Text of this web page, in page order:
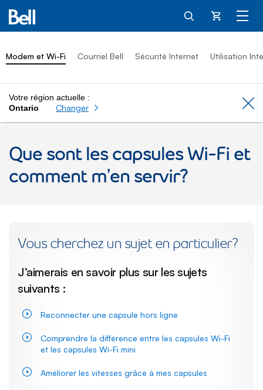
Panier
Modem et Wi-Fi Courriel Bell Sécurité Internet Utilisation
Votre région actuelle :
Ontario
Changer
Que sont les capsules Wi-Fi et
comment m’en servir?
Vous cherchez un sujet en particulier?
J’aimerais en savoir plus sur les sujets
suivants :
Reconnecter une capsule hors ligne
Comprendre la différence entre les capsules Wi-Fi
et les capsules Wi-Fi mini
Améliorer les vitesses grâce à mes capsules